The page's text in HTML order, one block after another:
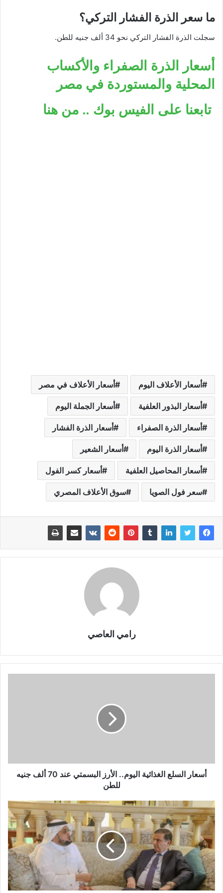
ما سعر الذرة الفشار التركي؟
سجلت الذرة الفشار التركي نحو 34 ألف جنيه للطن.
أسعار الذرة الصفراء والأكساب
المحلية والمستوردة في مصر
تابعنا على الفيس بوك .. من هنا
أسعار الأعلاف اليوم أسعار الأعلاف في مصر
أسعار البذور العلفية أسعار الجملة اليوم
أسعار الذرة الصفراء أسعار الذرة الفشار
أسعار الذرة اليوم أسعار الشعير
أسعار المحاصيل العلفية أسعار كسر الفول
سعر فول الصويا سوق الأعلاف المصري
رامي العاصي
أسعار السلع الغذائية اليوم.. الأرز البسمتي عند 70 ألف جنيه
للطن